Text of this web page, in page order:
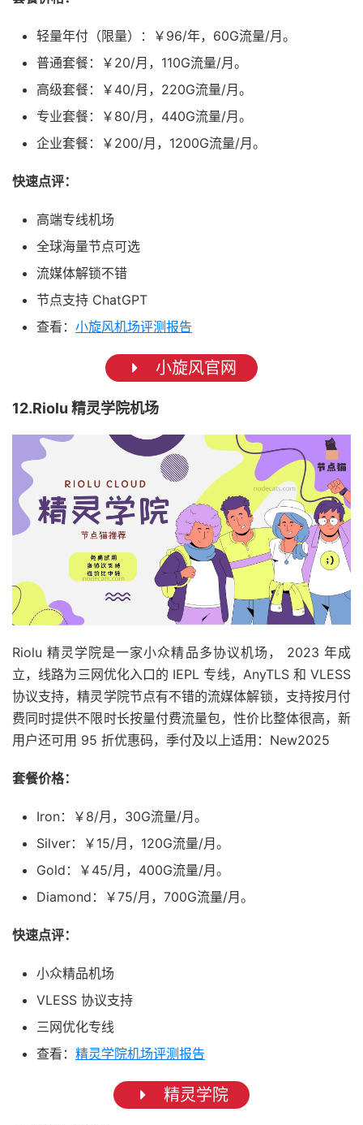
轻量年付（限量）：￥96/年，60G流量/月。
普通套餐：￥20/月，110G流量/月。
高级套餐：￥40/月，220G流量/月。
专业套餐：￥80/月，440G流量/月。
企业套餐：￥200/月，1200G流量/月。
快速点评：
高端专线机场
全球海量节点可选
流媒体解锁不错
节点支持 ChatGPT
查看： 小旋风机场评测报告
小旋风官网
12.Riolu 精灵学院机场
Riolu 精灵学院是一家小众精品多协议机场， 2023 年成
立，线路为三网优化入口的 IEPL 专线，AnyTLS 和 VLESS
协议支持，精灵学院节点有不错的流媒体解锁，支持按月付
费同时提供不限时长按量付费流量包，性价比整体很高，新
用户还可用 95 折优惠码，季付及以上适用：New2025
套餐价格：
Iron：￥8/月，30G流量/月。
Silver：￥15/月，120G流量/月。
Gold：￥45/月，400G流量/月。
Diamond：￥75/月，700G流量/月。
快速点评：
小众精品机场
VLESS 协议支持
三网优化专线
查看： 精灵学院机场评测报告
精灵学院